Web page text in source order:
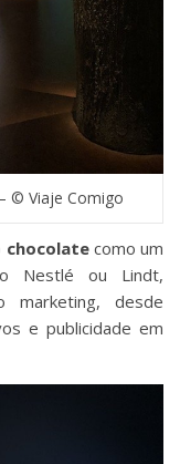
© Viaje Comigo
chocolatecomo um
Nestlé ou Lindt,
marketing, desde
e publicidade em